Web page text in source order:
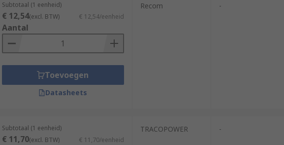
Subtotaal (1 eenheid)
€ 12,54(excl. BTW) € 12,54/eenheid
Aantal
Toevoegen
Datasheets
Recom -
Subtotaal (1 eenheid)
€ 11,70(excl. BTW) € 11,70/eenheid
TRACOPOWER -